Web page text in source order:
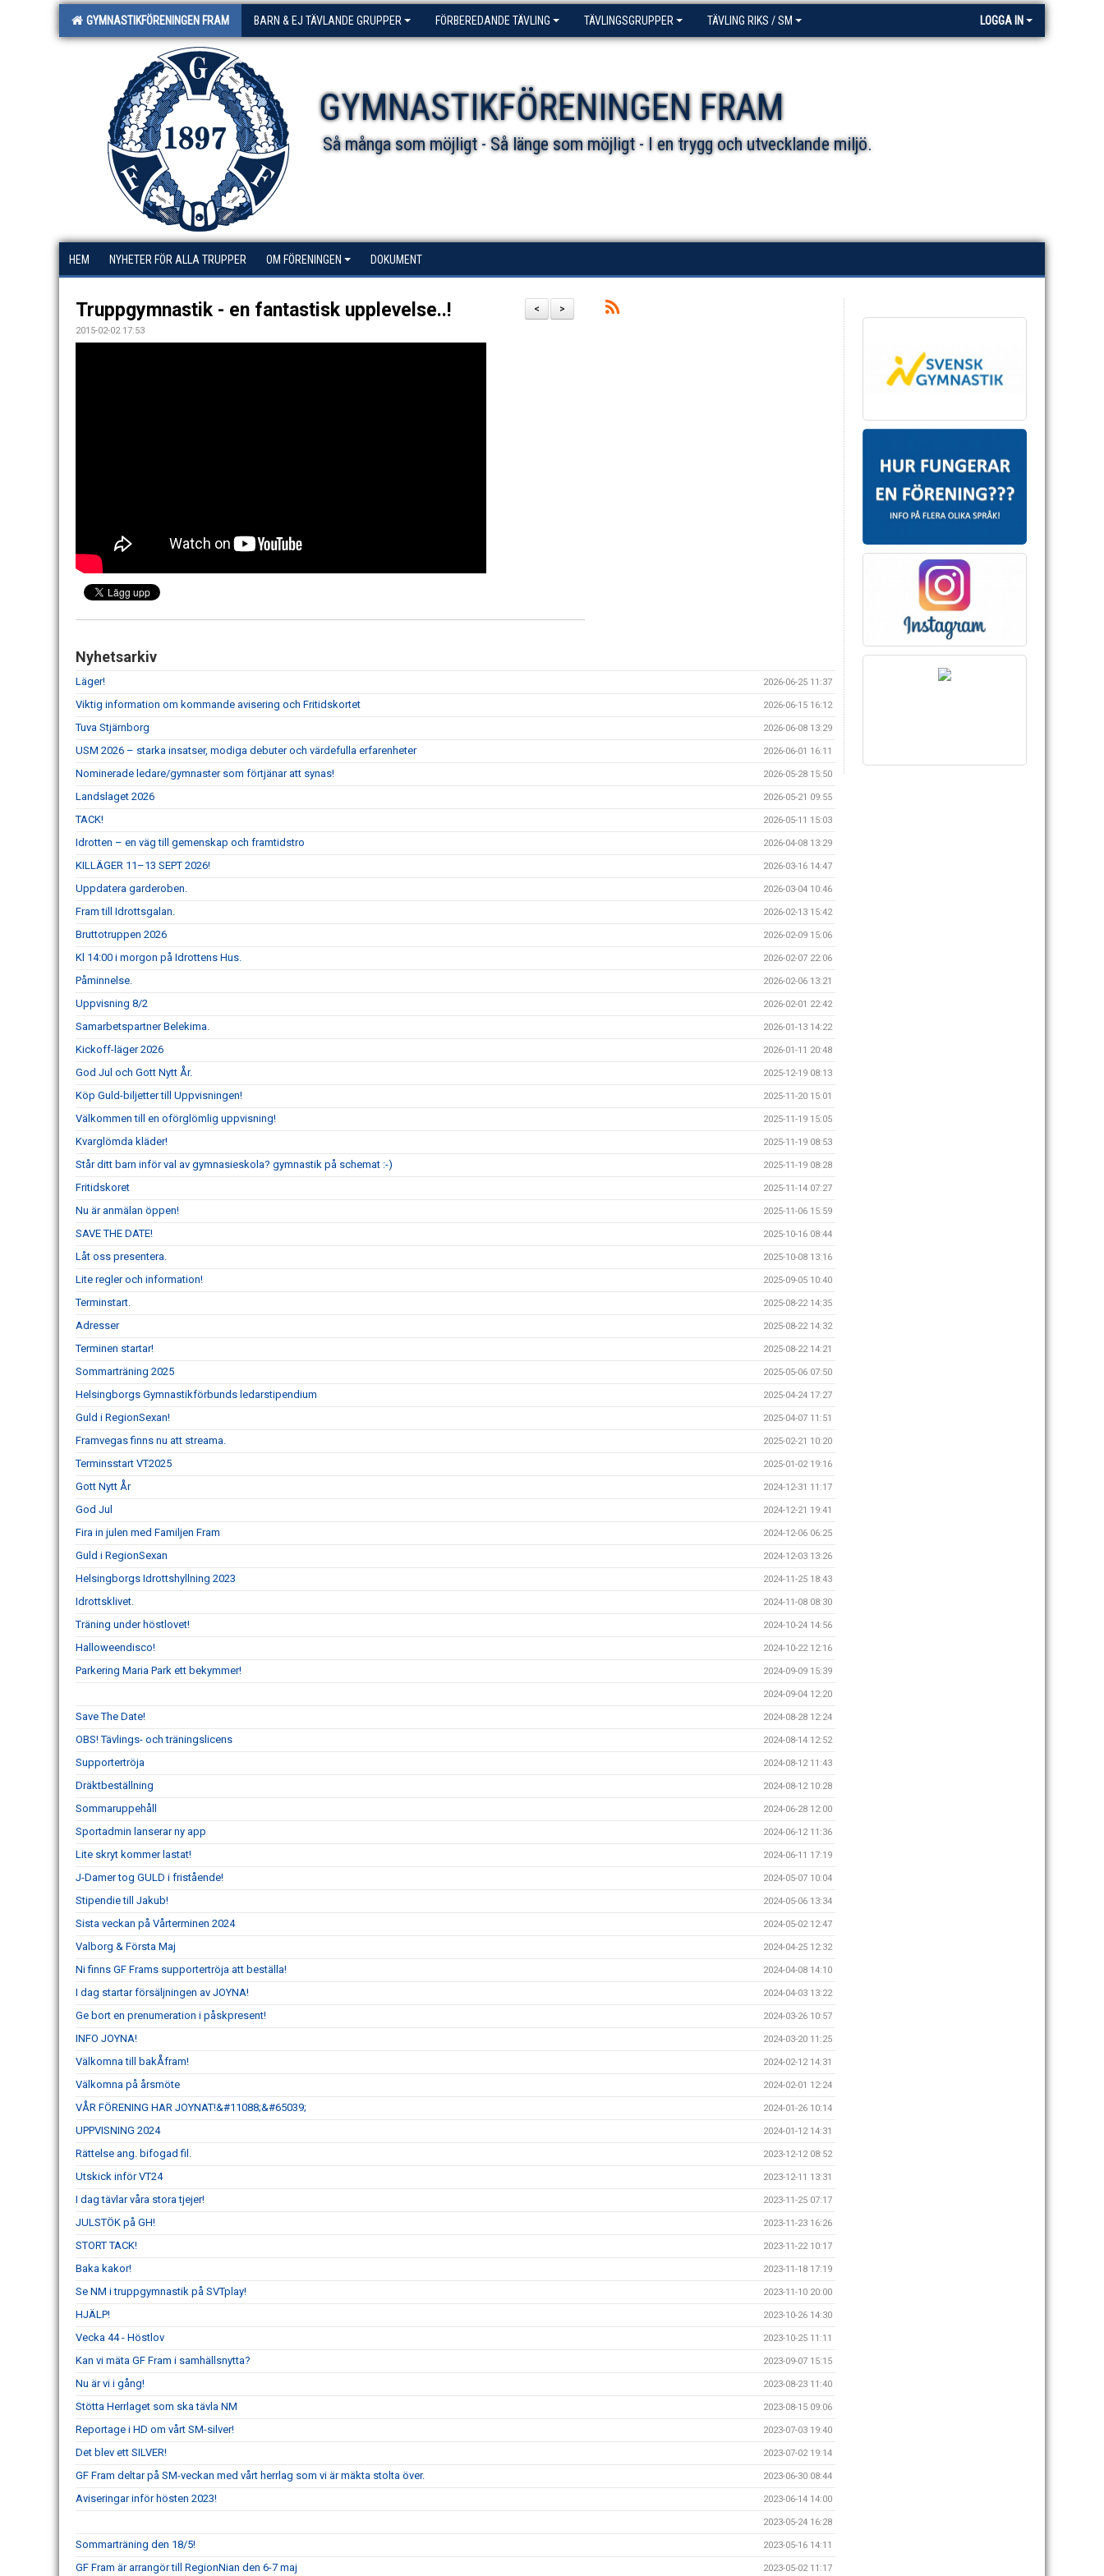
GYMNASTIKFÖRENINGEN FRAM BARN & EJ TÄVLANDE GRUPPER FÖRBEREDANDE TÄVLING TÄVLINGSGRUPPER TÄVLING RIKS / SM LOGGA IN
GYMNASTIKFÖRENINGEN FRAM
Så många som möjligt - Så länge som möjligt - I en trygg och utvecklande miljö.
HEM NYHETER FÖR ALLA TRUPPER OM FÖRENINGEN DOKUMENT
>
<
Truppgymnastik - en fantastisk upplevelse..!
2015-02-02 17:53
Nyhetsarkiv
Läger! 2026-06-25 11:37
Viktig information om kommande avisering och Fritidskortet 2026-06-15 16:12
Tuva Stjärnborg 2026-06-08 13:29
USM 2026 – starka insatser, modiga debuter och värdefulla erfarenheter 2026-06-01 16:11
Nominerade ledare/gymnaster som förtjänar att synas! 2026-05-28 15:50
Landslaget 2026 2026-05-21 09:55
TACK! 2026-05-11 15:03
Idrotten – en väg till gemenskap och framtidstro 2026-04-08 13:29
KILLÄGER 11–13 SEPT 2026! 2026-03-16 14:47
Uppdatera garderoben. 2026-03-04 10:46
Fram till Idrottsgalan. 2026-02-13 15:42
Bruttotruppen 2026 2026-02-09 15:06
Kl 14:00 i morgon på Idrottens Hus. 2026-02-07 22:06
Påminnelse. 2026-02-06 13:21
Uppvisning 8/2 2026-02-01 22:42
Samarbetspartner Belekima. 2026-01-13 14:22
Kickoff-läger 2026 2026-01-11 20:48
God Jul och Gott Nytt År. 2025-12-19 08:13
Köp Guld-biljetter till Uppvisningen! 2025-11-20 15:01
Välkommen till en oförglömlig uppvisning! 2025-11-19 15:05
Kvarglömda kläder! 2025-11-19 08:53
Står ditt barn inför val av gymnasieskola? gymnastik på schemat :-) 2025-11-19 08:28
Fritidskoret 2025-11-14 07:27
Nu är anmälan öppen! 2025-11-06 15:59
SAVE THE DATE! 2025-10-16 08:44
Låt oss presentera. 2025-10-08 13:16
Lite regler och information! 2025-09-05 10:40
Terminstart. 2025-08-22 14:35
Adresser 2025-08-22 14:32
Terminen startar! 2025-08-22 14:21
Sommarträning 2025 2025-05-06 07:50
Helsingborgs Gymnastikförbunds ledarstipendium 2025-04-24 17:27
Guld i RegionSexan! 2025-04-07 11:51
Framvegas finns nu att streama. 2025-02-21 10:20
Terminsstart VT2025 2025-01-02 19:16
Gott Nytt År 2024-12-31 11:17
God Jul 2024-12-21 19:41
Fira in julen med Familjen Fram 2024-12-06 06:25
Guld i RegionSexan 2024-12-03 13:26
Helsingborgs Idrottshyllning 2023 2024-11-25 18:43
Idrottsklivet. 2024-11-08 08:30
Träning under höstlovet! 2024-10-24 14:56
Halloweendisco! 2024-10-22 12:16
Parkering Maria Park ett bekymmer! 2024-09-09 15:39
2024-09-04 12:20
Save The Date! 2024-08-28 12:24
OBS! Tävlings- och träningslicens 2024-08-14 12:52
Supportertröja 2024-08-12 11:43
Dräktbeställning 2024-08-12 10:28
Sommaruppehåll 2024-06-28 12:00
Sportadmin lanserar ny app 2024-06-12 11:36
Lite skryt kommer lastat! 2024-06-11 17:19
J-Damer tog GULD i fristående! 2024-05-07 10:04
Stipendie till Jakub! 2024-05-06 13:34
Sista veckan på Vårterminen 2024 2024-05-02 12:47
Valborg & Första Maj 2024-04-25 12:32
Ni finns GF Frams supportertröja att beställa! 2024-04-08 14:10
I dag startar försäljningen av JOYNA! 2024-04-03 13:22
Ge bort en prenumeration i påskpresent! 2024-03-26 10:57
INFO JOYNA! 2024-03-20 11:25
Välkomna till bakÅfram! 2024-02-12 14:31
Välkomna på årsmöte 2024-02-01 12:24
VÅR FÖRENING HAR JOYNAT!&#11088;&#65039; 2024-01-26 10:14
UPPVISNING 2024 2024-01-12 14:31
Rättelse ang. bifogad fil. 2023-12-12 08:52
Utskick inför VT24 2023-12-11 13:31
I dag tävlar våra stora tjejer! 2023-11-25 07:17
JULSTÖK på GH! 2023-11-23 16:26
STORT TACK! 2023-11-22 10:17
Baka kakor! 2023-11-18 17:19
Se NM i truppgymnastik på SVTplay! 2023-11-10 20:00
HJÄLP! 2023-10-26 14:30
Vecka 44 - Höstlov 2023-10-25 11:11
Kan vi mäta GF Fram i samhällsnytta? 2023-09-07 15:15
Nu är vi i gång! 2023-08-23 11:40
Stötta Herrlaget som ska tävla NM 2023-08-15 09:06
Reportage i HD om vårt SM-silver! 2023-07-03 19:40
Det blev ett SILVER! 2023-07-02 19:14
GF Fram deltar på SM-veckan med vårt herrlag som vi är mäkta stolta över. 2023-06-30 08:44
Aviseringar inför hösten 2023! 2023-06-14 14:00
2023-05-24 16:28
Sommarträning den 18/5! 2023-05-16 14:11
GF Fram är arrangör till RegionNian den 6-7 maj 2023-05-02 11:17